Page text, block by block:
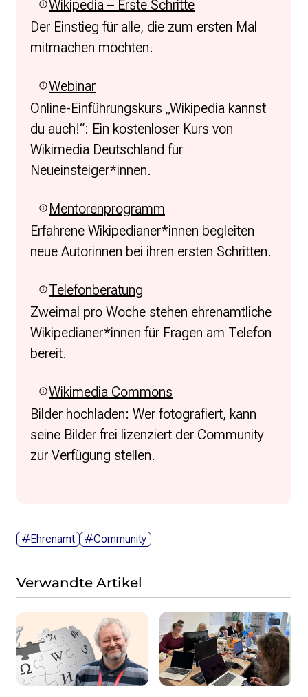
Wikipedia – Erste Schritte
Der Einstieg für alle, die zum ersten Mal
mitmachen möchten.
Webinar
Online-Einführungskurs „Wikipedia kannst
du auch!“: Ein kostenloser Kurs von
Wikimedia Deutschland für
Neueinsteiger*innen.
Mentorenprogramm
Erfahrene Wikipedianer*innen begleiten
neue Autorinnen bei ihren ersten Schritten.
Telefonberatung
Zweimal pro Woche stehen ehrenamtliche
Wikipedianer*innen für Fragen am Telefon
bereit.
Wikimedia Commons
Bilder hochladen: Wer fotografiert, kann
seine Bilder frei lizenziert der Community
zur Verfügung stellen.
#Ehrenamt #Community
Verwandte Artikel